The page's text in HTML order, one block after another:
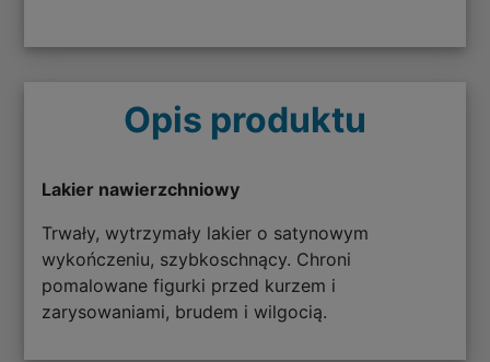
Opis produktu
Lakier nawierzchniowy
Trwały, wytrzymały lakier o satynowym
wykończeniu, szybkoschnący. Chroni
pomalowane figurki przed kurzem i
zarysowaniami, brudem i wilgocią.